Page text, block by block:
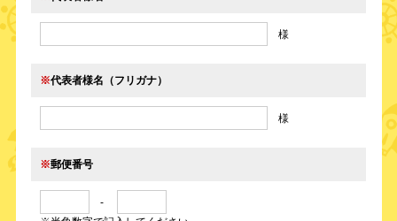
様
※代表者様名（フリガナ）
様
※郵便番号
-